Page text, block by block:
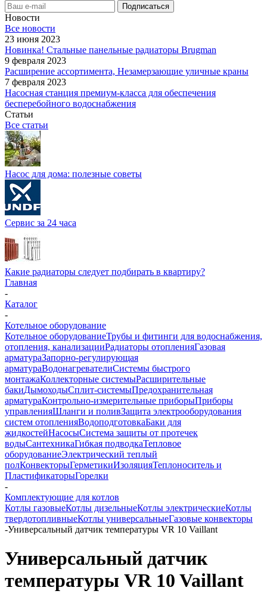
Новости
Все новости
23 июня 2023
Новинка! Стальные панельные радиаторы Brugman
9 февраля 2023
Расширение ассортимента, Незамерзающие уличные краны
7 февраля 2023
Насосная станция премиум-класса для обеспечения
бесперебойного водоснабжения
Статьи
Все статьи
Насос для дома: полезные советы
Сервис за 24 часа
Какие радиаторы следует подбирать в квартиру?
Главная
-
Каталог
-
Котельное оборудование
Котельное оборудованиеТрубы и фитинги для водоснабжения,
отопления, канализацииРадиаторы отопленияГазовая
арматураЗапорно-регулирующая
арматураВодонагревателиСистемы быстрого
монтажаКоллекторные системыРасширительные
бакиДымоходыСплит-системыПредохранительная
арматураКонтрольно-измерительные приборыПриборы
управленияШланги и поливЗащита электрооборудования
систем отопленияВодоподготовкаБаки для
жидкостейНасосыСистема защиты от протечек
водыСантехникаГибкая подводкаТепловое
оборудованиеЭлектрический теплый
полКонвекторыГерметикиИзоляцияТеплоноситель и
ПластификаторыГорелки
-
Комплектующие для котлов
Котлы газовыеКотлы дизельныеКотлы электрическиеКотлы
твердотопливныеКотлы универсальныеГазовые конвекторы
-Универсальный датчик температуры VR 10 Vaillant
Универсальный датчик
температуры VR 10 Vaillant